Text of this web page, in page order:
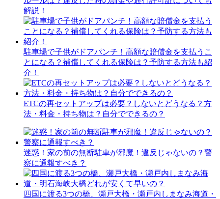
解説！
駐車場で子供がドアパンチ！高額な賠償金を支払うこ
とになる？補償してくれる保険は？予防する方法も紹
介！
ETCの再セットアップは必要？しないとどうなる？方
法・料金・持ち物は？自分でできるの？
迷惑！家の前の無断駐車が邪魔！違反じゃないの？警
察に通報すべき？
四国に渡る3つの橋、瀬戸大橋・瀬戸内しまなみ海道・